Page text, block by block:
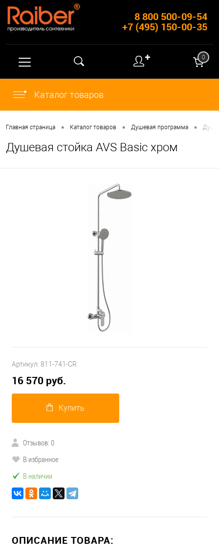
8 800 500-09-54
+7 (495) 150-00-35
✚ 0
Каталог товаров
Главная страница • Каталог товаров • Душевая программа •
Душевая стойка AVS Basic хром
Артикул: 811-741-CR
16 570 руб.
Купить
Отзывов: 0
В избранное
В наличии
ОПИСАНИЕ ТОВАРА: